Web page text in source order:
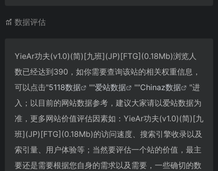
数据评估
YieAr功夫(v1.0)(简)[九班](JP)[FTG](0.18Mb)浏览人
数已经达到390，如你需要查询该站的相关权重信息，
可以点击"5118数据 ""爱站数据 ""Chinaz数据
"进
入；以目前的网站数据参考，建议大家请以爱站数据为
准，更多网站价值评估因素如：YieAr功夫(v1.0)(简)[九
班](JP)[FTG](0.18Mb)的访问速度、搜索引擎收录以及
索引量、用户体验等；当然要评估一个站的价值，最主
要还是需要根据您自身的需求以及需要，一些确切的数